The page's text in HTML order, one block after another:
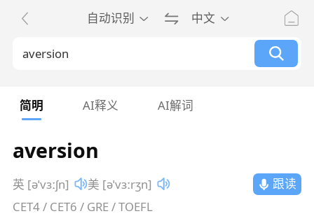
自动识别 中文
简明 AI释义 AI解词
aversion
英 [əˈvɜːʃn] 美 [əˈvɜːrʒn]
跟读
CET4 / CET6 / GRE / TOEFL